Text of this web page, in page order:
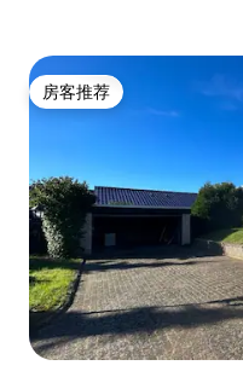
房客推荐
房客推荐